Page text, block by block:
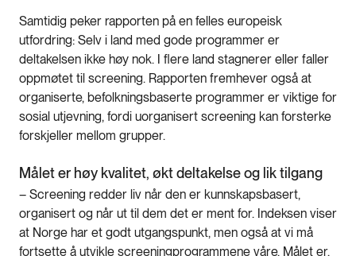
Samtidig peker rapporten på en felles europeisk
utfordring: Selv i land med gode programmer er
deltakelsen ikke høy nok. I flere land stagnerer eller faller
oppmøtet til screening. Rapporten fremhever også at
organiserte, befolkningsbaserte programmer er viktige for
sosial utjevning, fordi uorganisert screening kan forsterke
forskjeller mellom grupper.
Målet er høy kvalitet, økt deltakelse og lik tilgang
– Screening redder liv når den er kunnskapsbasert,
organisert og når ut til dem det er ment for. Indeksen viser
at Norge har et godt utgangspunkt, men også at vi må
fortsette å utvikle screeningprogrammene våre. Målet er,